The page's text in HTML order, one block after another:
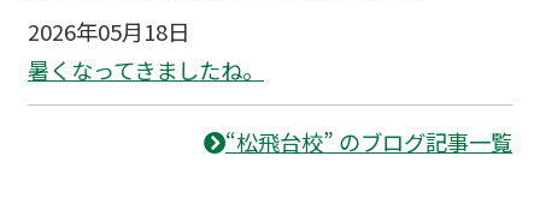
2026年05月18日
暑くなってきましたね。
“松飛台校” のブログ記事一覧